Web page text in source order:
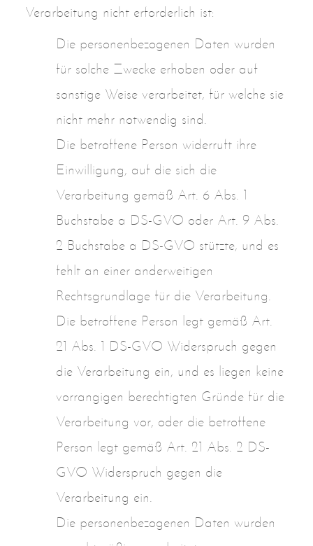
Verarbeitung nicht erforderlich ist:
Die personenbezogenen Daten wurden
für solche Zwecke erhoben oder auf
sonstige Weise verarbeitet, für welche sie
nicht mehr notwendig sind.
Die betroffene Person widerruft ihre
Einwilligung, auf die sich die
Verarbeitung gemäß Art. 6 Abs. 1
Buchstabe a DS-GVO oder Art. 9 Abs.
2 Buchstabe a DS-GVO stützte, und es
fehlt an einer anderweitigen
Rechtsgrundlage für die Verarbeitung.
Die betroffene Person legt gemäß Art.
21 Abs. 1 DS-GVO Widerspruch gegen
die Verarbeitung ein, und es liegen keine
vorrangigen berechtigten Gründe für die
Verarbeitung vor, oder die betroffene
Person legt gemäß Art. 21 Abs. 2 DS-
GVO Widerspruch gegen die
Verarbeitung ein.
Die personenbezogenen Daten wurden